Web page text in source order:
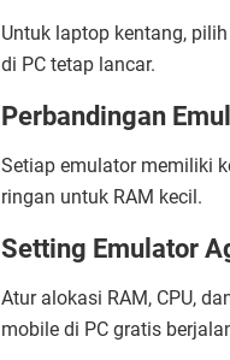
Untuk laptop kentang,
di PC tetap lancar.
Perbandingan
Setiap emulator memiliki
ringan untuk RAM kecil.
Setting Emulator
Atur alokasi RAM, CPU,
mobile di PC gratis